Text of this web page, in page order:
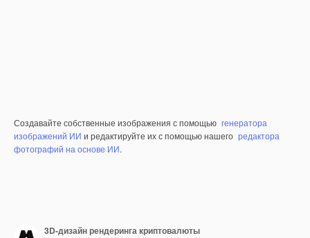
Создавайте собственные изображения с помощью генератора
изображений ИИ и редактируйте их с помощью нашего редактора
фотографий на основе ИИ.
3D-дизайн рендеринга криптовалюты